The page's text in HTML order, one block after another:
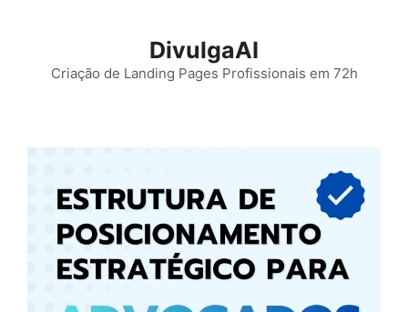
conteúdo
DivulgaAI
Criação de Landing Pages Profissionais em 72h